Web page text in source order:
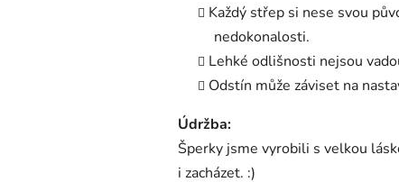
Každý střep si nese svou
nedokonalosti.
Lehké odlišnosti nejsou
Odstín může záviset na
Údržba:
Šperky jsme vyrobili s velkou
i zacházet. :)